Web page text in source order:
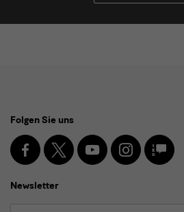
Media
und
Newsletter
Folgen Sie uns
Facebook
X YoutubeInstagramSKD
Blog
Newsletter